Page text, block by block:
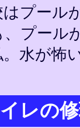
プール
、プール
水が怖
レの